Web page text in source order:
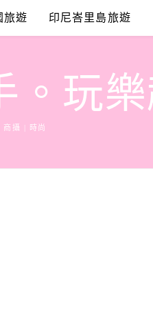
旅遊 印尼峇里島旅遊
。玩
商攝 | 時尚